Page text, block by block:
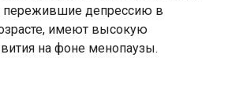
депрессию в
имеют высокую
на фоне менопаузы.